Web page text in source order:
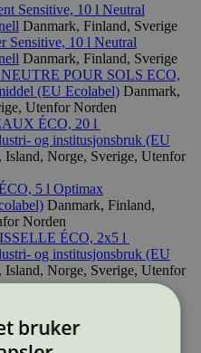
Sensitive, 10 l Neutral
Danmark, Finland, Sverige
Sensitive, 10 l Neutral
Danmark, Finland, Sverige
POUR SOLS ECO,
(EU Ecolabel) Danmark,
Utenfor Norden
ÉCO, 20 l
og institusjonsbruk (EU
Island, Norge, Sverige, Utenfor
5 l Optimax
Danmark, Finland,
Norden
ÉCO, 2x5 l
og institusjonsbruk (EU
Island, Norge, Sverige, Utenfor
Ecolabel)
Utenfor Norden
bruker